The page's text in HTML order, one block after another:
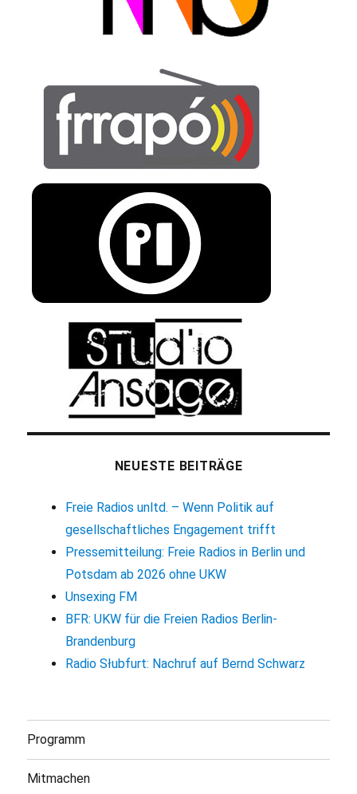
NEUESTE BEITRÄGE
Freie Radios unltd. – Wenn Politik auf
gesellschaftliches Engagement trifft
Pressemitteilung: Freie Radios in Berlin und
Potsdam ab 2026 ohne UKW
Unsexing FM
BFR: UKW für die Freien Radios Berlin-
Brandenburg
Radio Słubfurt: Nachruf auf Bernd Schwarz
Programm
Mitmachen